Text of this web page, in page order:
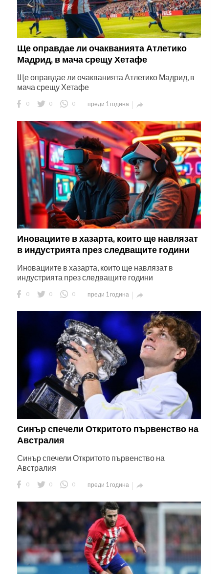
Ще оправдае ли очакванията Атлетико
Мадрид, в мача срещу Хетафе
Ще оправдае ли очакванията Атлетико Мадрид, в
мача срещу Хетафе
0 0 0 преди 1 година 
Иновациите в хазарта, които ще навлязат
в индустрията през следващите години
Иновациите в хазарта, които ще навлязат в
индустрията през следващите години
0 0 0 преди 1 година 
Синър спечели Откритото първенство на
Австралия
Синър спечели Откритото първенство на
Австралия
0 0 0 преди 1 година 